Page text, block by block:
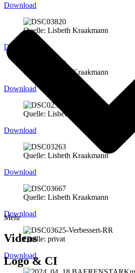
Download
Quelle: Lisbeth Kraakmann
Download
Quelle: Lisbeth Kraakmann
Download
Quelle: Lisbeth Kraakmann
Download
Quelle: Lisbeth Kraakmann
Download
Quelle: Lisbeth Kraakmann
Download
Quelle: privat
Download
Mehr
Videos
Logo & CI